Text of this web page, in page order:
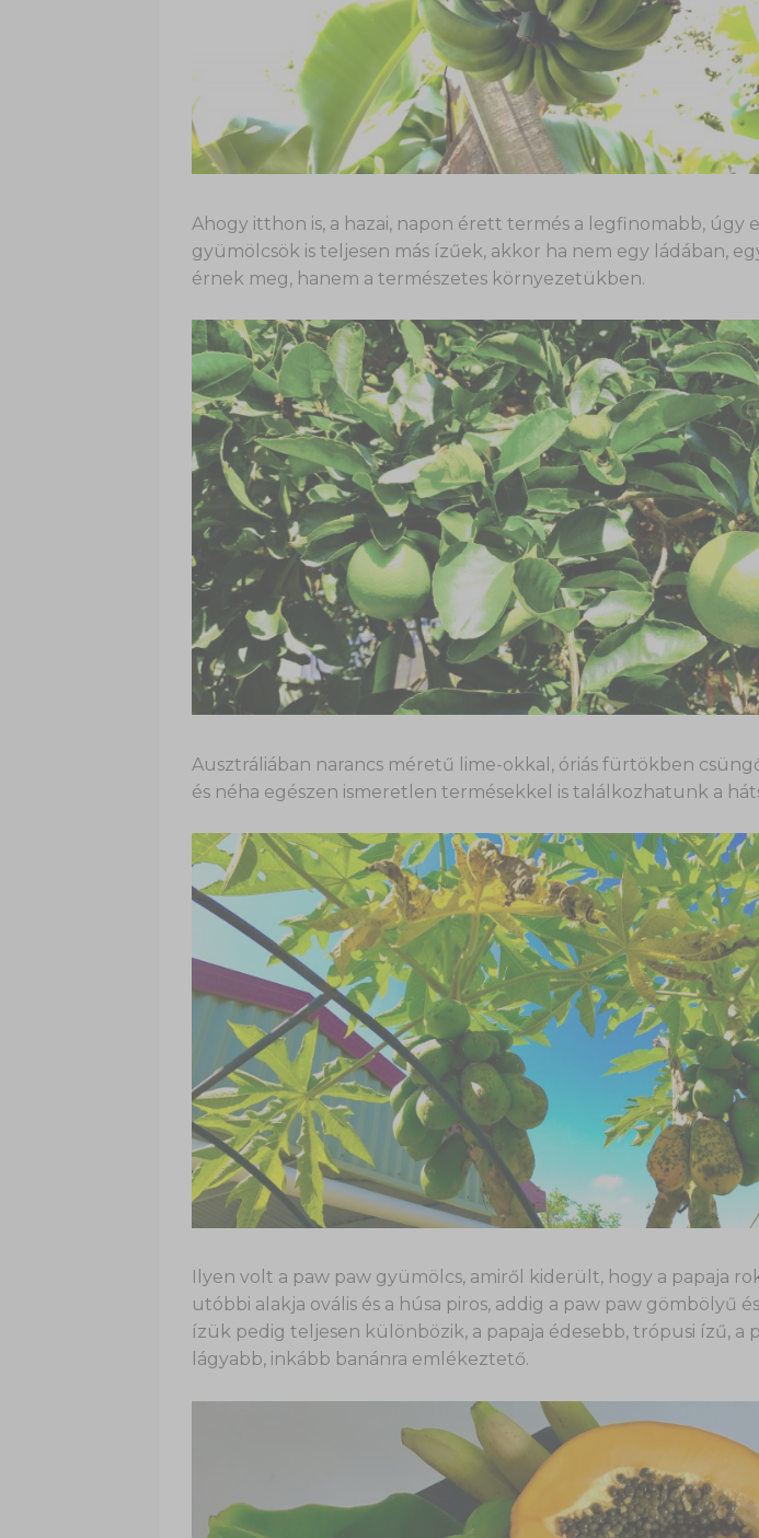
Ahogy itthon is, a hazai, napon érett termés a legfinomabb, úgy
gyümölcsök is teljesen más ízűek, akkor ha nem egy ládában,
érnek meg, hanem a természetes környezetükben.
Ausztráliában narancs méretű lime-okkal, óriás fürtökben
és néha egészen ismeretlen termésekkel is találkozhatunk a
Ilyen volt a paw paw gyümölcs, amiről kiderült, hogy a papaja
utóbbi alakja ovális és a húsa piros, addig a paw paw gömbölyű
ízük pedig teljesen különbözik, a papaja édesebb, trópusi ízű, a
lágyabb, inkább banánra emlékeztető.